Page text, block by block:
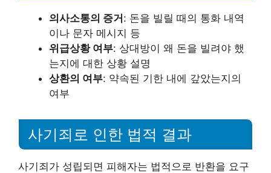
의사소통의 증거: 돈을 빌릴 때의 통화 내역
이나 문자 메시지 등
위급상황 여부: 상대방이 왜 돈을 빌려야 했
는지에 대한 상황 설명
상환의 여부: 약속된 기한 내에 갚았는지의
여부
사기죄로 인한 법적 결과
사기죄가 성립되면 피해자는 법적으로 반환을 요구